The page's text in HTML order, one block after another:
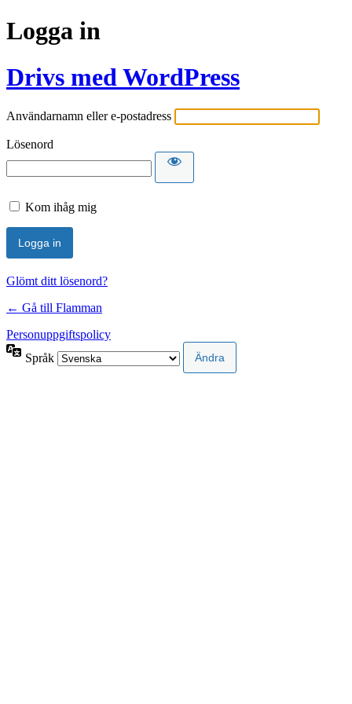
Logga in
Drivs med WordPress
Användarnamn eller e-postadress
Lösenord
Kom ihåg mig
Glömt ditt lösenord?
← Gå till Flamman
Personuppgiftspolicy
Språk